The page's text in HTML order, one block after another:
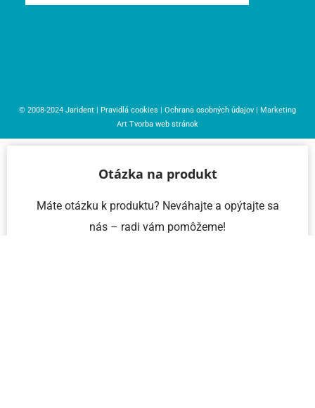
© 2008-2024 Jarident | Pravidlá cookies | Ochrana osobných údajov | Marketing
Art Tvorba web stránok
Otázka na produkt
Máte otázku k produktu? Neváhajte a opýtajte sa
nás – radi vám pomôžeme!